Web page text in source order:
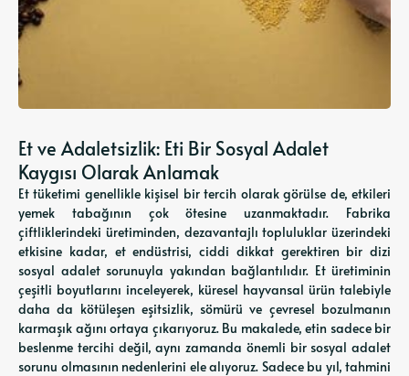
Et ve Adaletsizlik: Eti Bir Sosyal Adalet
Kaygısı Olarak Anlamak
Et tüketimi genellikle kişisel bir tercih olarak görülse de, etkileri
yemek tabağının çok ötesine uzanmaktadır. Fabrika
çiftliklerindeki üretiminden, dezavantajlı topluluklar üzerindeki
etkisine kadar, et endüstrisi, ciddi dikkat gerektiren bir dizi
sosyal adalet sorunuyla yakından bağlantılıdır. Et üretiminin
çeşitli boyutlarını inceleyerek, küresel hayvansal ürün talebiyle
daha da kötüleşen eşitsizlik, sömürü ve çevresel bozulmanın
karmaşık ağını ortaya çıkarıyoruz. Bu makalede, etin sadece bir
beslenme tercihi değil, aynı zamanda önemli bir sosyal adalet
sorunu olmasının nedenlerini ele alıyoruz. Sadece bu yıl, tahmini